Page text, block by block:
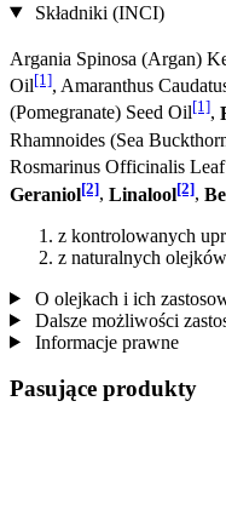
Składniki (INCI)
Argania Spinosa (Argan)
Oil[1], Amaranthus
(Pomegranate) Seed Oil[1],
Rhamnoides (Sea
Rosmarinus Officinalis
Geraniol[2], Linalool[2],
z kontrolowanych
z naturalnych
O olejkach i ich
Dalsze możliwości
Informacje prawne
Pasujące produkty